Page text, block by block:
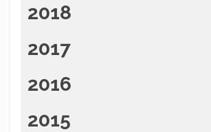
2018
2017
2016
2015